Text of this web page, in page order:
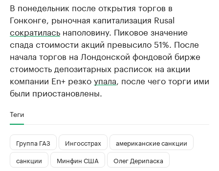
В понедельник после открытия торгов в
Гонконге, рыночная капитализация Rusal
сократилась наполовину. Пиковое значение
спада стоимости акций превысило 51%. После
начала торгов на Лондонской фондовой бирже
стоимость депозитарных расписок на акции
компании En+ резкоупала , после чего торги ими
были приостановлены.
Теги
Группа ГАЗ Ингосстрах
американские санкции
санкции
Минфин США Олег Дерипаска